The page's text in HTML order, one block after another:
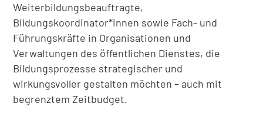
Weiterbildungsbeauftragte,
Bildungskoordinator*innen sowie Fach- und
Führungskräfte in Organisationen und
Verwaltungen des öffentlichen Dienstes, die
Bildungsprozesse strategischer und
wirkungsvoller gestalten möchten – auch mit
begrenztem Zeitbudget.